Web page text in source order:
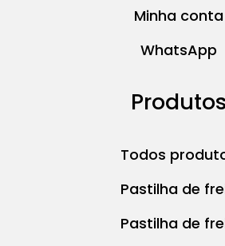
Minha conta
WhatsApp
Produtos
Todos
Pastilha de
Pastilha de